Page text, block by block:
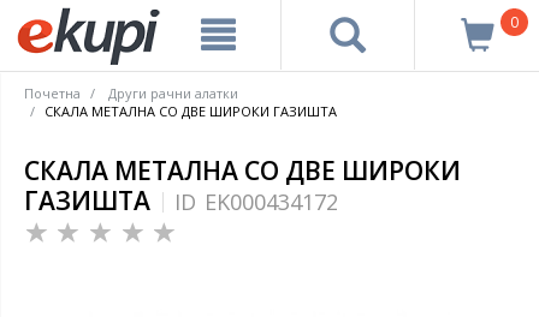
0
Почетна
Други рачни алатки
СКАЛА МЕТАЛНА СО ДВЕ ШИРОКИ ГАЗИШТА
СКАЛА МЕТАЛНА СО ДВЕ ШИРОКИ
ГАЗИШТА
ID EK000434172